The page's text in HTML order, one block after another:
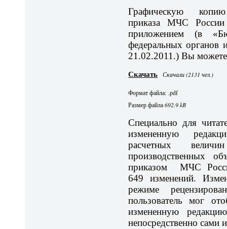
Графическую
приказа МЧС
приложением (в
федеральных органов
21.02.2011.) Вы можете
Скачать Скачали (2131 чел.)
Формат файла: .pdf
Размер файла692.9 kB
Специально для
измененную
расчетных
производственных
приказом МЧС
649 изменений.
режиме
пользователь мог
измененную
непосредственно сами